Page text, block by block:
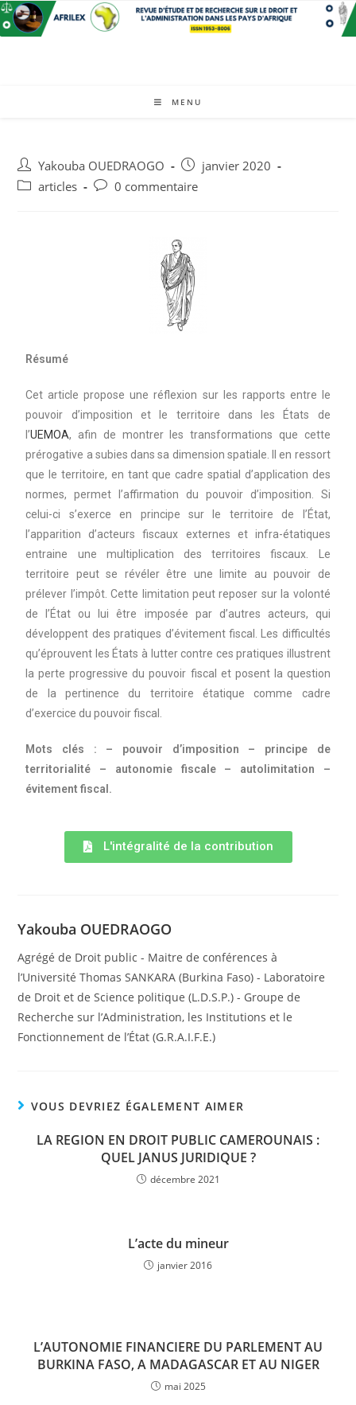
MENU
Yakouba OUEDRAOGO
janvier 2020
articles
0 commentaire
Résumé
Cet article propose une réflexion sur les rapports entre le
pouvoir d’imposition et le territoire dans les États de
l’UEMOA, afin de montrer les transformations que cette
prérogative a subies dans sa dimension spatiale. Il en ressort
que le territoire, en tant que cadre spatial d’application des
normes, permet l’affirmation du pouvoir d’imposition. Si
celui-ci s’exerce en principe sur le territoire de l’État,
l’apparition d’acteurs fiscaux externes et infra-étatiques
entraine une multiplication des territoires fiscaux. Le
territoire peut se révéler être une limite au pouvoir de
prélever l’impôt. Cette limitation peut reposer sur la volonté
de l’État ou lui être imposée par d’autres acteurs, qui
développent des pratiques d’évitement fiscal. Les difficultés
qu’éprouvent les États à lutter contre ces pratiques illustrent
la perte progressive du pouvoir fiscal et posent la question
de la pertinence du territoire étatique comme cadre
d’exercice du pouvoir fiscal.
Mots clés : – pouvoir d’imposition – principe de
territorialité – autonomie fiscale – autolimitation –
évitement fiscal.
L'intégralité de la contribution
Yakouba OUEDRAOGO
Agrégé de Droit public - Maitre de conférences à
l’Université Thomas SANKARA (Burkina Faso) - Laboratoire
de Droit et de Science politique (L.D.S.P.) - Groupe de
Recherche sur l’Administration, les Institutions et le
Fonctionnement de l’État (G.R.A.I.F.E.)
VOUS DEVRIEZ ÉGALEMENT AIMER
LA REGION EN DROIT PUBLIC CAMEROUNAIS :
QUEL JANUS JURIDIQUE ?
décembre 2021
L’acte du mineur
janvier 2016
L’AUTONOMIE FINANCIERE DU PARLEMENT AU
BURKINA FASO, A MADAGASCAR ET AU NIGER
mai 2025